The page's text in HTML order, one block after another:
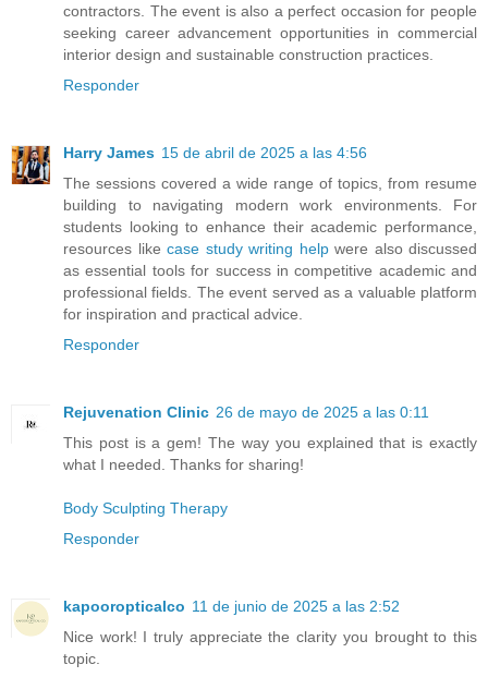
contractors. The event is also a perfect occasion for people
seeking career advancement opportunities in commercial
interior design and sustainable construction practices.
Responder
Harry James 15 de abril de 2025 a las 4:56
The sessions covered a wide range of topics, from resume
building to navigating modern work environments. For
students looking to enhance their academic performance,
resources like case study writing helpwere also discussed
as essential tools for success in competitive academic and
professional fields. The event served as a valuable platform
for inspiration and practical advice.
Responder
Rejuvenation Clinic 26 de mayo de 2025 a las 0:11
This post is a gem! The way you explained that is exactly
what I needed. Thanks for sharing!
Body Sculpting Therapy
Responder
kapooropticalco 11 de junio de 2025 a las 2:52
Nice work! I truly appreciate the clarity you brought to this
topic.